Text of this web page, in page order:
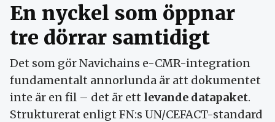
En nyckel som öppnar
tre dörrar samtidigt
Det som gör Navichains e-CMR-integration
fundamentalt annorlunda är att dokumentet
inte är en fil – det är ett levande datapaket.
Strukturerat enligt FN:s UN/CEFACT-standard